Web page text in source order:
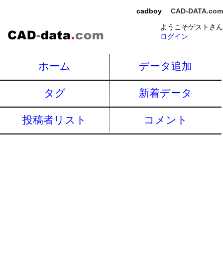
cadboy
CAD-DATA.com
ようこそゲストさん
ログイン
ホーム データ追加
タグ 新着データ
投稿者リスト コメント